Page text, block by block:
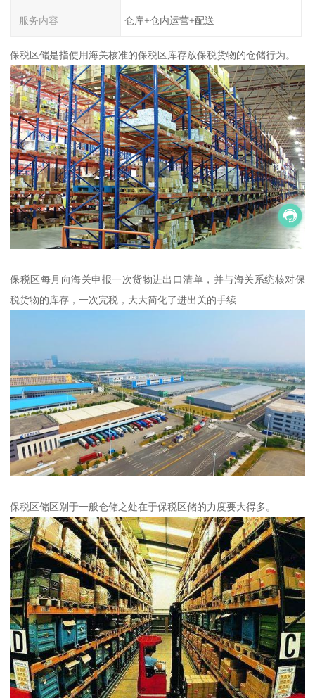
服务内容 仓库+仓内运营+配送
保税区储是指使用海关核准的保税区库存放保税货物的仓储行为。
保税区每月向海关申报一次货物进出口清单，并与海关系统核对保
税货物的库存，一次完税，大大简化了进出关的手续
保税区储区别于一般仓储之处在于保税区储的力度要大得多。